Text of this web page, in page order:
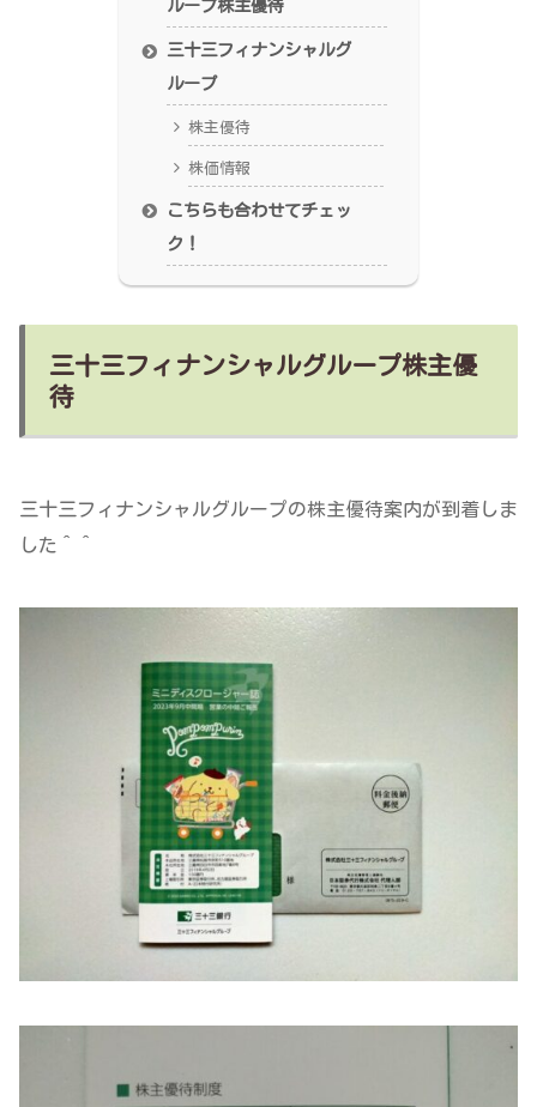
ループ株主優待
三十三フィナンシャルグ
ループ
株主優待
株価情報
こちらも合わせてチェッ
ク！
三十三フィナンシャルグループ株主優
待
三十三フィナンシャルグループの株主優待案内が到着しま
した＾＾